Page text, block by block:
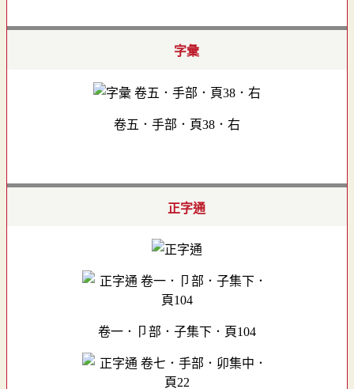
字彙
卷五．手部．頁38．右
正字通
卷一．卩部．子集下．頁104